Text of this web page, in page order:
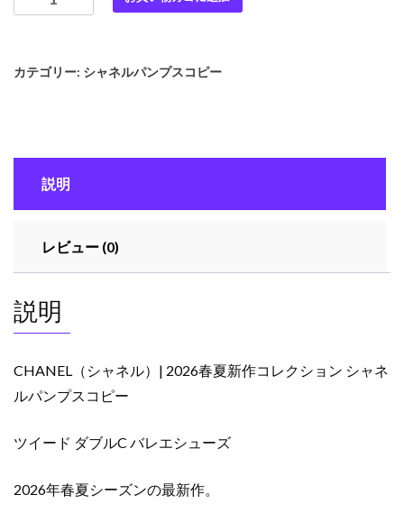
ャ
2026
レ
ョ
シ
ャ
ル
パ
プ
コ
カテゴリー: シャネルパンプスコピー
説明
レビュー (0)
説明
CHANEL（シャネル）| 2026春夏新作コレクション シャネ
ルパンプスコピー
ツイード ダブルC バレエシューズ
2026年春夏シーズンの最新作。